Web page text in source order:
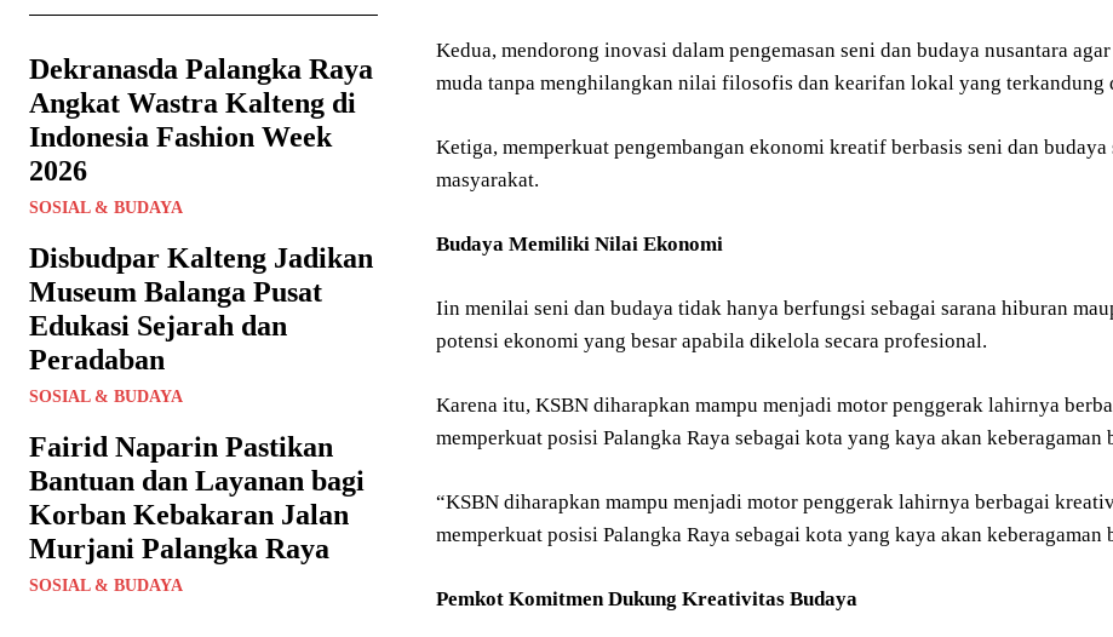
Dekranasda Palangka Raya
Angkat Wastra Kalteng di
Indonesia Fashion Week
2026
SOSIAL & BUDAYA
Disbudpar Kalteng Jadikan
Museum Balanga Pusat
Edukasi Sejarah dan
Peradaban
SOSIAL & BUDAYA
Fairid Naparin Pastikan
Bantuan dan Layanan bagi
Korban Kebakaran Jalan
Murjani Palangka Raya
SOSIAL & BUDAYA
Kedua, mendorong inovasi dalam pengemasan seni dan budaya nusantara
muda tanpa menghilangkan nilai filosofis dan kearifan lokal yang terkandung
Ketiga, memperkuat pengembangan ekonomi kreatif berbasis seni dan
masyarakat.
Budaya Memiliki Nilai Ekonomi
Iin menilai seni dan budaya tidak hanya berfungsi sebagai sarana hiburan
potensi ekonomi yang besar apabila dikelola secara profesional.
Karena itu, KSBN diharapkan mampu menjadi motor penggerak lahirnya
memperkuat posisi Palangka Raya sebagai kota yang kaya akan keberagaman
“KSBN diharapkan mampu menjadi motor penggerak lahirnya berbagai
memperkuat posisi Palangka Raya sebagai kota yang kaya akan keberagaman
Pemkot Komitmen Dukung Kreativitas Budaya